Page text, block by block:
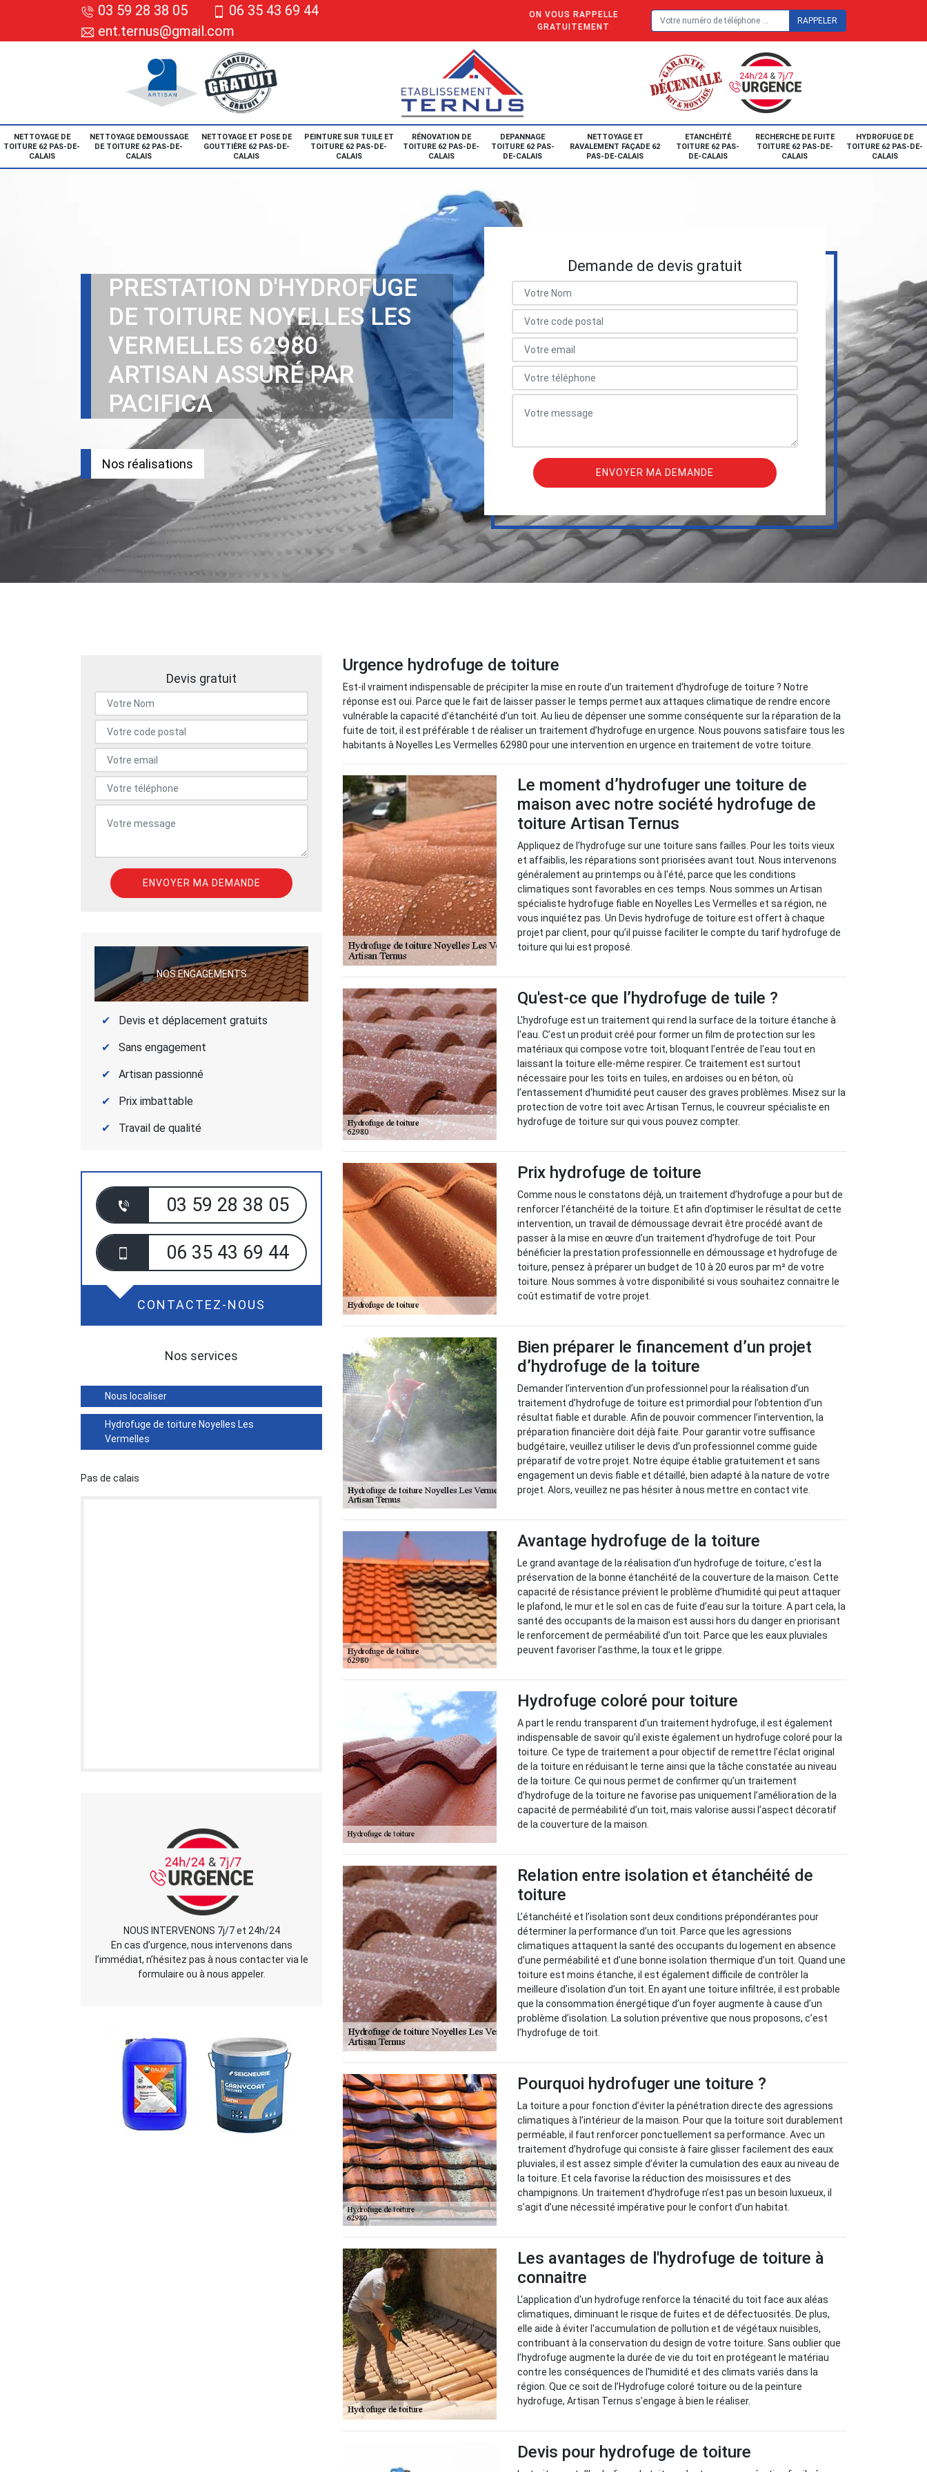
03 59 28 38 05
06 35 43 69 44
ent.ternus@gmail.com
ON VOUS RAPPELLE
GRATUITEMENT
NETTOYAGE DE
TOITURE 62 PAS-DE-
CALAIS
NETTOYAGE DEMOUSSAGE
DE TOITURE 62 PAS-DE-
CALAIS
NETTOYAGE ET POSE DE
GOUTTIÈRE 62 PAS-DE-
CALAIS
PEINTURE SUR TUILE ET
TOITURE 62 PAS-DE-
CALAIS
RÉNOVATION DE
TOITURE 62 PAS-DE-
CALAIS
DEPANNAGE
TOITURE 62 PAS-
DE-CALAIS
NETTOYAGE ET
RAVALEMENT FAÇADE 62
PAS-DE-CALAIS
ETANCHÉITÉ
TOITURE 62 PAS-
DE-CALAIS
RECHERCHE DE FUITE
TOITURE 62 PAS-DE-
CALAIS
HYDROFUGE DE
TOITURE 62 PAS-DE-
CALAIS
PRESTATION D'HYDROFUGE
DE TOITURE NOYELLES LES
VERMELLES 62980
ARTISAN ASSURÉ PAR
PACIFICA
Nos réalisations
Demande de devis gratuit
Devis gratuit
NOS ENGAGEMENTS
Devis et déplacement gratuits
Sans engagement
Artisan passionné
Prix imbattable
Travail de qualité
03 59 28 38 05
06 35 43 69 44
CONTACTEZ-NOUS
Nos services
Nous localiser
Hydrofuge de toiture Noyelles Les
Vermelles
Pas de calais
NOUS INTERVENONS 7j/7 et 24h/24
En cas d’urgence, nous intervenons dans
l’immédiat, n’hésitez pas à nous contacter via le
formulaire ou à nous appeler.
Urgence hydrofuge de toiture
Est-il vraiment indispensable de précipiter la mise en route d’un traitement d’hydrofuge de toiture ? Notre
réponse est oui. Parce que le fait de laisser passer le temps permet aux attaques climatique de rendre encore
vulnérable la capacité d’étanchéité d’un toit. Au lieu de dépenser une somme conséquente sur la réparation de la
fuite de toit, il est préférable t de réaliser un traitement d’hydrofuge en urgence. Nous pouvons satisfaire tous les
habitants à Noyelles Les Vermelles 62980 pour une intervention en urgence en traitement de votre toiture.
Le moment d’hydrofuger une toiture de
maison avec notre société hydrofuge de
toiture Artisan Ternus
Appliquez de l’hydrofuge sur une toiture sans failles. Pour les toits vieux
et affaiblis, les réparations sont priorisées avant tout. Nous intervenons
généralement au printemps ou à l'été, parce que les conditions
climatiques sont favorables en ces temps. Nous sommes un Artisan
spécialiste hydrofuge fiable en Noyelles Les Vermelles et sa région, ne
vous inquiétez pas. Un Devis hydrofuge de toiture est offert à chaque
projet par client, pour qu’il puisse faciliter le compte du tarif hydrofuge de
toiture qui lui est proposé.
Qu'est-ce que l’hydrofuge de tuile ?
L'hydrofuge est un traitement qui rend la surface de la toiture étanche à
l'eau. C’est un produit créé pour former un film de protection sur les
matériaux qui compose votre toit, bloquant l’entrée de l'eau tout en
laissant la toiture elle-même respirer. Ce traitement est surtout
nécessaire pour les toits en tuiles, en ardoises ou en béton, où
l’entassement d'humidité peut causer des graves problèmes. Misez sur la
protection de votre toit avec Artisan Ternus, le couvreur spécialiste en
hydrofuge de toiture sur qui vous pouvez compter.
Prix hydrofuge de toiture
Comme nous le constatons déjà, un traitement d’hydrofuge a pour but de
renforcer l’étanchéité de la toiture. Et afin d’optimiser le résultat de cette
intervention, un travail de démoussage devrait être procédé avant de
passer à la mise en œuvre d’un traitement d’hydrofuge de toit. Pour
bénéficier la prestation professionnelle en démoussage et hydrofuge de
toiture, pensez à préparer un budget de 10 à 20 euros par m² de votre
toiture. Nous sommes à votre disponibilité si vous souhaitez connaitre le
coût estimatif de votre projet.
Bien préparer le financement d’un projet
d’hydrofuge de la toiture
Demander l’intervention d’un professionnel pour la réalisation d’un
traitement d’hydrofuge de toiture est primordial pour l’obtention d’un
résultat fiable et durable. Afin de pouvoir commencer l’intervention, la
préparation financière doit déjà faite. Pour garantir votre suffisance
budgétaire, veuillez utiliser le devis d’un professionnel comme guide
préparatif de votre projet. Notre équipe établie gratuitement et sans
engagement un devis fiable et détaillé, bien adapté à la nature de votre
projet. Alors, veuillez ne pas hésiter à nous mettre en contact vite.
Avantage hydrofuge de la toiture
Le grand avantage de la réalisation d’un hydrofuge de toiture, c’est la
préservation de la bonne étanchéité de la couverture de la maison. Cette
capacité de résistance prévient le problème d’humidité qui peut attaquer
le plafond, le mur et le sol en cas de fuite d’eau sur la toiture. A part cela, la
santé des occupants de la maison est aussi hors du danger en priorisant
le renforcement de perméabilité d’un toit. Parce que les eaux pluviales
peuvent favoriser l’asthme, la toux et le grippe.
Hydrofuge coloré pour toiture
A part le rendu transparent d’un traitement hydrofuge, il est également
indispensable de savoir qu’il existe également un hydrofuge coloré pour la
toiture. Ce type de traitement a pour objectif de remettre l’éclat original
de la toiture en réduisant le terne ainsi que la tâche constatée au niveau
de la toiture. Ce qui nous permet de confirmer qu’un traitement
d’hydrofuge de la toiture ne favorise pas uniquement l’amélioration de la
capacité de perméabilité d’un toit, mais valorise aussi l’aspect décoratif
de la couverture de la maison.
Relation entre isolation et étanchéité de
toiture
L’étanchéité et l’isolation sont deux conditions prépondérantes pour
déterminer la performance d’un toit. Parce que les agressions
climatiques attaquent la santé des occupants du logement en absence
d’une perméabilité et d’une bonne isolation thermique d’un toit. Quand une
toiture est moins étanche, il est également difficile de contrôler la
meilleure d’isolation d’un toit. En ayant une toiture infiltrée, il est probable
que la consommation énergétique d’un foyer augmente à cause d’un
problème d’isolation. La solution préventive que nous proposons, c’est
l’hydrofuge de toit.
Pourquoi hydrofuger une toiture ?
La toiture a pour fonction d’éviter la pénétration directe des agressions
climatiques à l’intérieur de la maison. Pour que la toiture soit durablement
perméable, il faut renforcer ponctuellement sa performance. Avec un
traitement d’hydrofuge qui consiste à faire glisser facilement des eaux
pluviales, il est assez simple d’éviter la cumulation des eaux au niveau de
la toiture. Et cela favorise la réduction des moisissures et des
champignons. Un traitement d’hydrofuge n’est pas un besoin luxueux, il
s’agit d’une nécessité impérative pour le confort d’un habitat.
Les avantages de l'hydrofuge de toiture à
connaitre
L'application d'un hydrofuge renforce la ténacité du toit face aux aléas
climatiques, diminuant le risque de fuites et de défectuosités. De plus,
elle aide à éviter l'accumulation de pollution et de végétaux nuisibles,
contribuant à la conservation du design de votre toiture. Sans oublier que
l’hydrofuge augmente la durée de vie du toit en protégeant le matériau
contre les conséquences de l'humidité et des climats variés dans la
région. Que ce soit de l’Hydrofuge coloré toiture ou de la peinture
hydrofuge, Artisan Ternus s’engage à bien le réaliser.
Devis pour hydrofuge de toiture